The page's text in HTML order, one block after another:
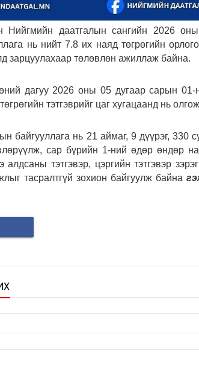
Нийгмийн даатгалын сангийн 2026
нь нийт 7.8 их наяд төгрөгийн
зарцуулахаар төлөвлөн ажиллаж байна.
дагуу 2026 оны 05 дугаар сарын 01-
тэтгэврийг цаг хугацаанд нь
байгууллага нь 21 аймаг, 9 дүүрэг,
сар бүрийн 1-ний өдөр өндөр
алдсаны тэтгэвэр, цэргийн тэтгэвэр
тасралтгүй зохион байгуулж байна